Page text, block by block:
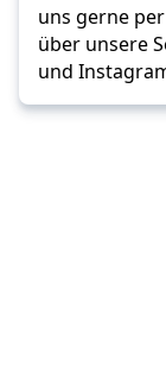
uns gerne
über unsere
und